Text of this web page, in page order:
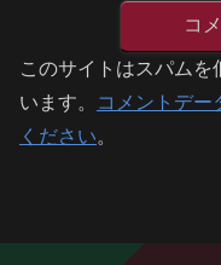
コ
このサイトはスパムを
います。
コメントデー
ください。